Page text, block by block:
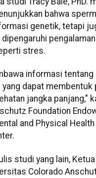
bahwa
genetik, tetapi
stres.
informasi tentang
yang dapat membentuk
jangka panjang,"
Foundation
and Physical
studi yang lain,
Colorado